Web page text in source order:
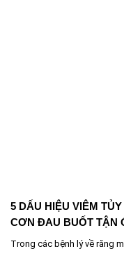
5 DẤU HIỆU VIÊM
CƠN ĐAU BUỐT TẬN
Trong các bệnh lý về răng